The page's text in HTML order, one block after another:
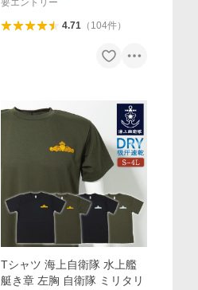
要エントリー
4.71（ 104件）
Tシャツ 海上自衛隊 水上艦
艇き章 左胸 自衛隊 ミリタリ